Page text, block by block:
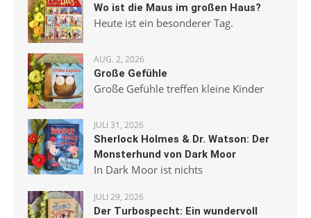
Wo ist die Maus im großen Haus?
Heute ist ein besonderer Tag.
AUG. 2, 2026
Große Gefühle
Große Gefühle treffen kleine Kinder
JULI 31, 2026
Sherlock Holmes & Dr. Watson: Der
Monsterhund von Dark Moor
In Dark Moor ist nichts
JULI 29, 2026
Der Turbospecht: Ein wundervoll